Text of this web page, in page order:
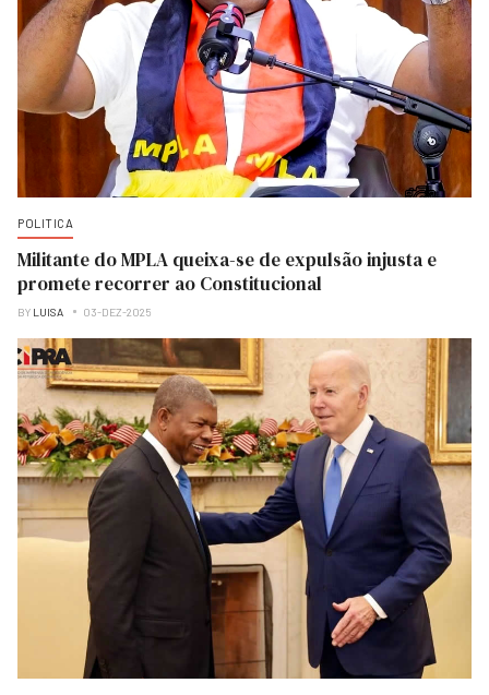
POLITICA
Militante do MPLA queixa-se de expulsão injusta e
promete recorrer ao Constitucional
BY LUISA 03-DEZ-2025